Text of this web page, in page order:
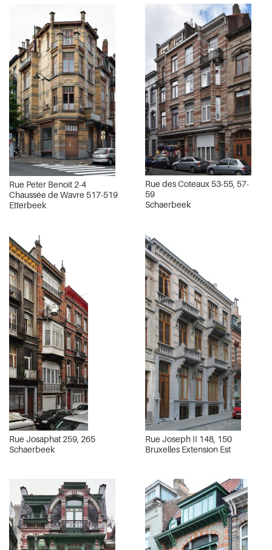
Rue Peter Benoit 2-4
Chaussée de Wavre 517-519
Etterbeek
Rue des Coteaux 53-55, 57-
59
Schaerbeek
Rue Josaphat 259, 265
Schaerbeek
Rue Joseph II 148, 150
Bruxelles Extension Est